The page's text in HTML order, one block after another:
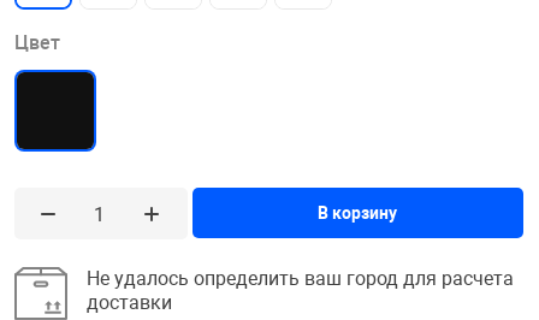
Цвет
В корзину
Не удалось определить ваш город для расчета
доставки